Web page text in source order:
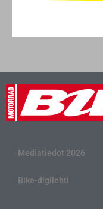
Mediatiedot 2026
Bike-digilehti